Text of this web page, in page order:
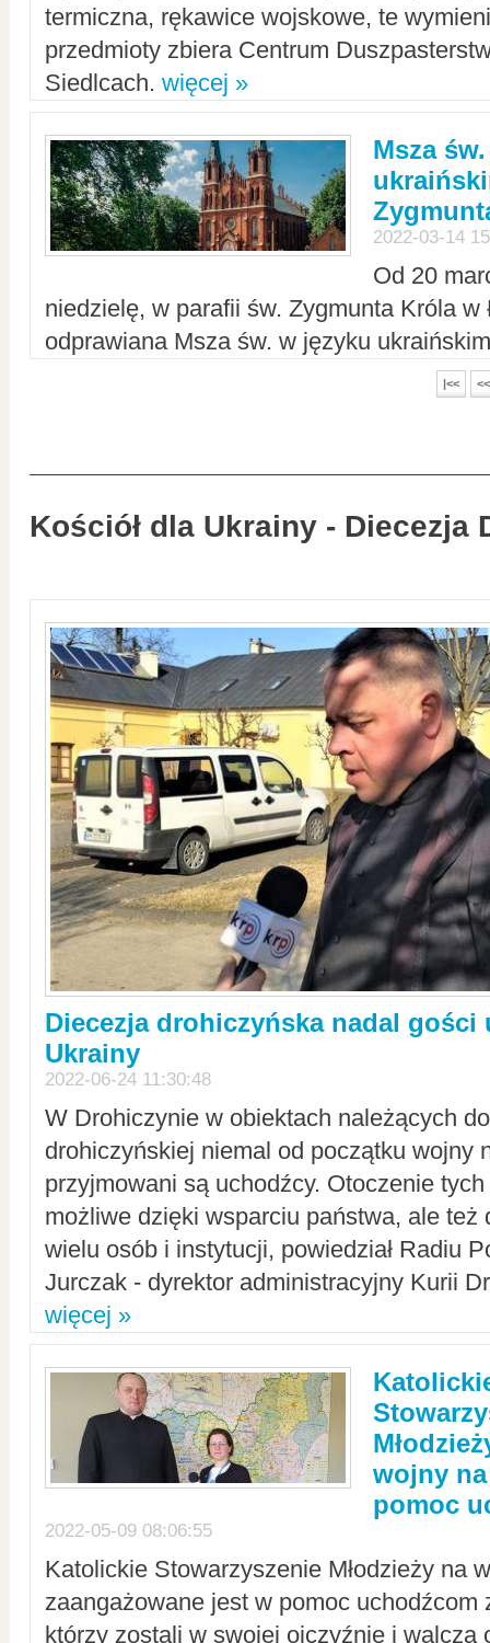
termiczna, rękawice wojskowe, te
przedmioty zbiera Centrum
Siedlcach. więcej »
Msza
2022-03-14
Od 20
niedzielę, w parafii św. Zygmunta Króla w
odprawiana Msza św. w języku
|<< <<
Kościół dla Ukrainy - Diecezja
Diecezja drohiczyńska nadal gości
Ukrainy
2022-06-24 11:30:48
W Drohiczynie w obiektach należących
drohiczyńskiej niemal od początku wojny
przyjmowani są uchodźcy. Otoczenie
możliwe dzięki wsparciu państwa, ale też
wielu osób i instytucji, powiedział Radiu
Jurczak - dyrektor administracyjny Kurii
więcej »
wojny
pomoc
2022-05-09 08:06:55
Katolickie Stowarzyszenie Młodzieży na
zaangażowane jest w pomoc uchodźcom
którzy zostali w swojej ojczyźnie i walczą